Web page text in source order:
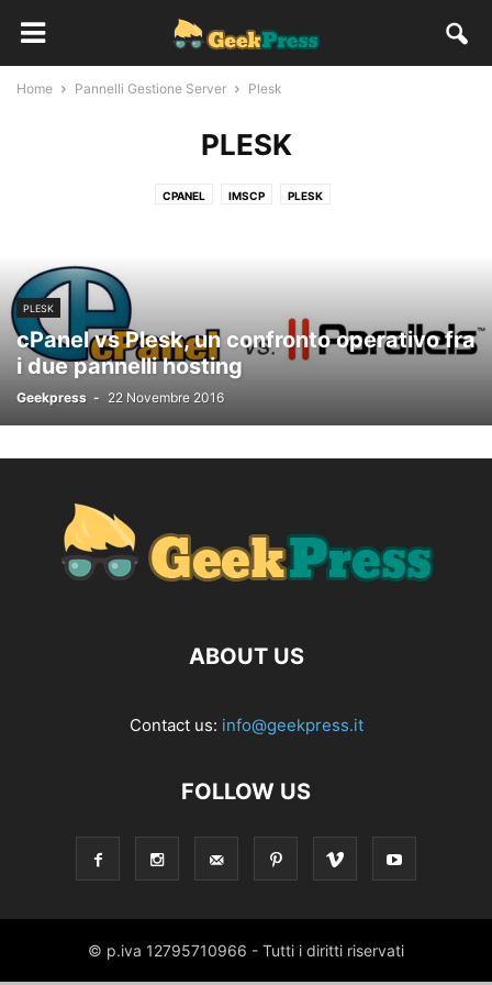
Home Pannelli Gestione Server Plesk
PLESK
CPANEL IMSCP PLESK
PLESK
cPanel vs Plesk, un confronto operativo fra
i due pannelli hosting
Geekpress - 22 Novembre 2016
ABOUT US
Contact us: info@geekpress.it
FOLLOW US
© p.iva 12795710966 - Tutti i diritti riservati